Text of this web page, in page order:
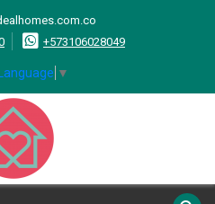
+573106028049
▼